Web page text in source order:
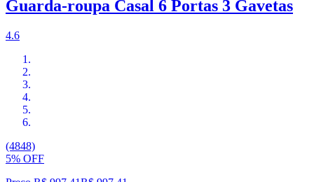
Guarda-roupa Casal 6 Portas 3 Gavetas
4.6
(4848)
5% OFF